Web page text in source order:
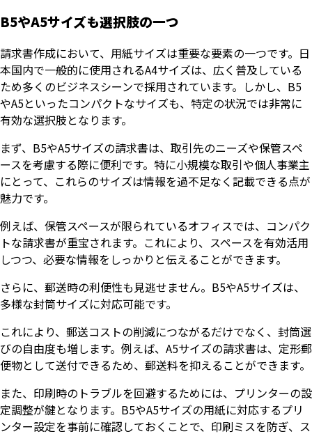
B5やA5サイズも選択肢の一つ
請求書作成において、用紙サイズは重要な要素の一つです。日
本国内で一般的に使用されるA4サイズは、広く普及している
ため多くのビジネスシーンで採用されています。しかし、B5
やA5といったコンパクトなサイズも、特定の状況では非常に
有効な選択肢となります。
まず、B5やA5サイズの請求書は、取引先のニーズや保管スペ
ースを考慮する際に便利です。特に小規模な取引や個人事業主
にとって、これらのサイズは情報を過不足なく記載できる点が
魅力です。
例えば、保管スペースが限られているオフィスでは、コンパク
トな請求書が重宝されます。これにより、スペースを有効活用
しつつ、必要な情報をしっかりと伝えることができます。
さらに、郵送時の利便性も見逃せません。B5やA5サイズは、
多様な封筒サイズに対応可能です。
これにより、郵送コストの削減につながるだけでなく、封筒選
びの自由度も増します。例えば、A5サイズの請求書は、定形郵
便物として送付できるため、郵送料を抑えることができます。
また、印刷時のトラブルを回避するためには、プリンターの設
定調整が鍵となります。B5やA5サイズの用紙に対応するプリ
ンター設定を事前に確認しておくことで、印刷ミスを防ぎ、ス